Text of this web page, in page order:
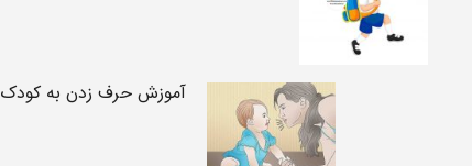
آموزش حرف زدن به کودک